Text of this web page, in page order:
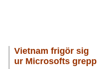
Vietnam frigör sig
ur Microsofts grepp